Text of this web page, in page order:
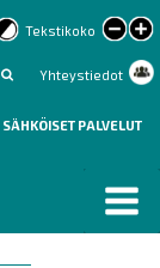
Tekstikoko
text
Yhteystiedot
SÄHKÖISET PALVELUT